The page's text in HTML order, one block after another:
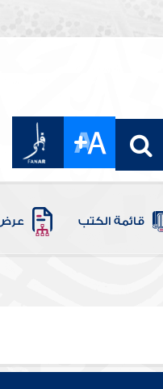
قائمة الكتب